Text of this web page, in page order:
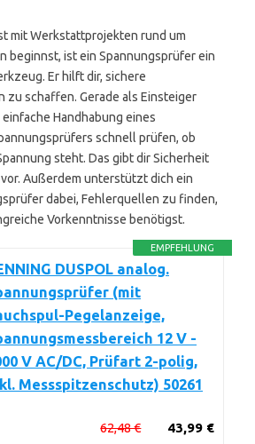
mit Werkstattprojekten rund um
beginnst, ist ein Spannungsprüfer ein
Er hilft dir, sichere
zu schaffen. Gerade als Einsteiger
Handhabung eines
schnell prüfen, ob
steht. Das gibt dir Sicherheit
Außerdem unterstützt dich ein
dabei, Fehlerquellen zu finden,
Vorkenntnisse benötigst.
EMPFEHLUNG
DUSPOL analog.
(mit
Pegelanzeige,
12 V -
V AC/DC, Prüfart 2-polig,
Messspitzenschutz) 50261
43,99 €
62,48 €